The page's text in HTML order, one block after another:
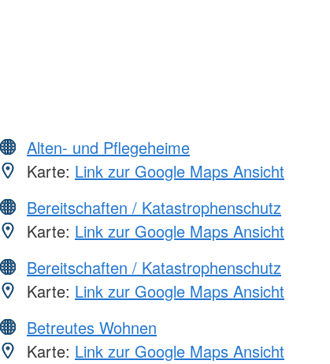
Alten- und Pflegeheime
Karte: Link zur Google Maps Ansicht
Bereitschaften / Katastrophenschutz
Karte: Link zur Google Maps Ansicht
Bereitschaften / Katastrophenschutz
Karte: Link zur Google Maps Ansicht
Betreutes Wohnen
Karte: Link zur Google Maps Ansicht